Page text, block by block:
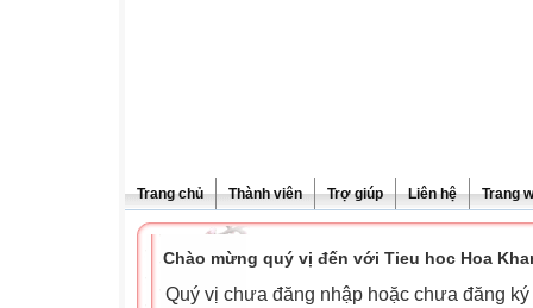
Trang chủ Thành viên Trợ giúp Liên hệ Trang
Chào mừng quý vị đến với Tieu hoc Hoa
Quý vị chưa đăng nhập hoặc chưa đăng